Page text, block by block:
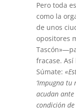
Pero toda
como la
de unos
opositores
fracase.
Súmate:
‘Impugna
acudan
condición